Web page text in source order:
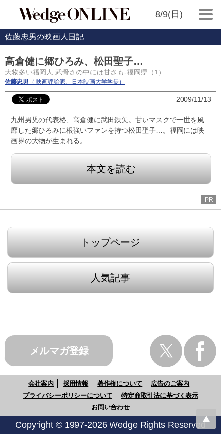
8/9(日)
佐藤忠男の映画人国記
高倉健に郷ひろみ、松田聖子…
大物多い福岡人 武骨さの中には甘さも-福岡県（1）
佐藤忠男 （ 映画評論家、日本映画大学学長）
2009/11/13
九州男児の代表格、高倉健に武田鉄矢。甘いマスクで一世を風
靡した郷ひろみに根強いファンを持つ松田聖子…。福岡には映
画界の大物が生まれる。
本文を読む
PR
トップページ
人気記事
メルマガ登録
会社案内 採用情報 著作権について
広告のご案内
プライバシーポリシーについて
特定商取引法に基づく表示
お問い合わせ
Copyright © 1997-2026 Wedge Rights Reserved